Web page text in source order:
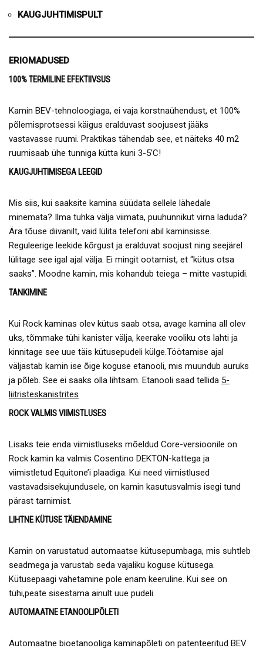
KAUGJUHTIMISPULT
ERIOMADUSED
100% TERMILINE EFEKTIIVSUS
Kamin BEV-tehnoloogiaga, ei vaja korstnaühendust, et 100%
põlemisprotsessi käigus eralduvast soojusest jääks
vastavasse ruumi. Praktikas tähendab see, et näiteks 40 m2
ruumisaab ühe tunniga kütta kuni 3-5’C!
KAUGJUHTIMISEGA LEEGID
Mis siis, kui saaksite kamina süüdata sellele lähedale
minemata? Ilma tuhka välja viimata, puuhunnikut virna laduda?
Ära tõuse diivanilt, vaid lülita telefoni abil kaminsisse.
Reguleerige leekide kõrgust ja eralduvat soojust ning seejärel
lülitage see igal ajal välja. Ei mingit ootamist, et “kütus otsa
saaks”. Moodne kamin, mis kohandub teiega – mitte vastupidi.
TANKIMINE
Kui Rock kaminas olev kütus saab otsa, avage kamina all olev
uks, tõmmake tühi kanister välja, keerake vooliku ots lahti ja
kinnitage see uue täis kütusepudeli külge.Töötamise ajal
väljastab kamin ise õige koguse etanooli, mis muundub auruks
ja põleb. See ei saaks olla lihtsam. Etanooli saad tellida 5-
liitristeskanistrites
ROCK VALMIS VIIMISTLUSES
Lisaks teie enda viimistluseks mõeldud Core-versioonile on
Rock kamin ka valmis Cosentino DEKTON-kattega ja
viimistletud Equitone’i plaadiga. Kui need viimistlused
vastavadsisekujundusele, on kamin kasutusvalmis isegi tund
pärast tarnimist.
LIHTNE KÜTUSE TÄIENDAMINE
Kamin on varustatud automaatse kütusepumbaga, mis suhtleb
seadmega ja varustab seda vajaliku koguse kütusega.
Kütusepaagi vahetamine pole enam keeruline. Kui see on
tühi,peate sisestama ainult uue pudeli.
AUTOMAATNE ETANOOLIPÕLETI
Automaatne bioetanooliga kaminapõleti on patenteeritud BEV